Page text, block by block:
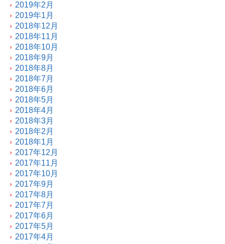
2019年2月
2019年1月
2018年12月
2018年11月
2018年10月
2018年9月
2018年8月
2018年7月
2018年6月
2018年5月
2018年4月
2018年3月
2018年2月
2018年1月
2017年12月
2017年11月
2017年10月
2017年9月
2017年8月
2017年7月
2017年6月
2017年5月
2017年4月